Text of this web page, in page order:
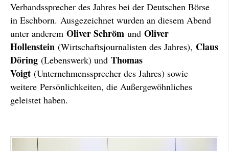
Verbandssprecher des Jahres bei der Deutschen Börse
in Eschborn. Ausgezeichnet wurden an diesem Abend
unter anderem Oliver Schröm und Oliver
Hollenstein (Wirtschaftsjournalisten des Jahres), Claus
Döring (Lebenswerk) und Thomas
Voigt (Unternehmenssprecher des Jahres) sowie
weitere Persönlichkeiten, die Außergewöhnliches
geleistet haben.